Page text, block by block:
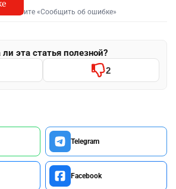
нажмите «Сообщить об ошибке»
эта статья полезной?
2
Telegram
Facebook